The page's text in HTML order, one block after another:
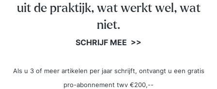
uit de praktijk, wat werkt wel, wat
niet.
SCHRIJF MEE >>
Als u 3 of meer artikelen per jaar schrijft, ontvangt u een gratis
pro-abonnement twv €200,--